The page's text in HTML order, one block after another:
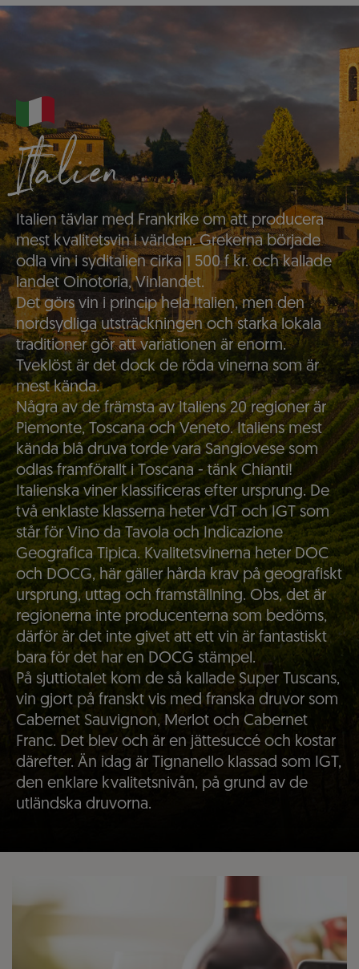
Italien
Italien tävlar med Frankrike om att producera
mest kvalitetsvin i världen. Grekerna började
odla vin i syditalien cirka 1 500 f kr. och kallade
landet Oinotoria, Vinlandet.
Det görs vin i princip hela Italien, men den
nordsydliga utsträckningen och starka lokala
traditioner gör att variationen är enorm.
Tveklöst är det dock de röda vinerna som är
mest kända.
Några av de främsta av Italiens 20 regioner är
Piemonte, Toscana och Veneto. Italiens mest
kända blå druva torde vara Sangiovese som
odlas framförallt i Toscana - tänk Chianti!
Italienska viner klassificeras efter ursprung. De
två enklaste klasserna heter VdT och IGT som
står för Vino da Tavola och Indicazione
Geografica Tipica. Kvalitetsvinerna heter DOC
och DOCG, här gäller hårda krav på geografiskt
ursprung, uttag och framställning. Obs, det är
regionerna inte producenterna som bedöms,
därför är det inte givet att ett vin är fantastiskt
bara för det har en DOCG stämpel.
På sjuttiotalet kom de så kallade Super Tuscans,
vin gjort på franskt vis med franska druvor som
Cabernet Sauvignon, Merlot och Cabernet
Franc. Det blev och är en jättesuccé och kostar
därefter. Än idag är Tignanello klassad som IGT,
den enklare kvalitetsnivån, på grund av de
utländska druvorna.